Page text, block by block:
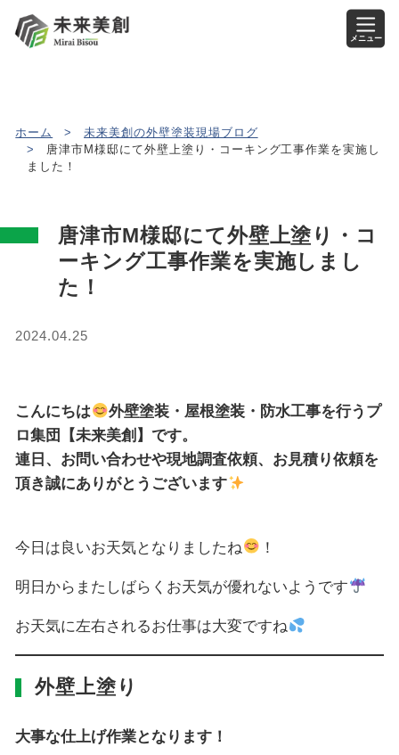
メニュー
ホーム >
未来美創の外壁塗装現場ブログ
>
唐津市M様邸にて外壁上塗り・コーキング工事作業を実施し
ました！
唐津市M様邸にて外壁上塗り・コ
ーキング工事作業を実施しまし
た！
2024.04.25
こんにちは
外壁塗装・屋根塗装・防水工事を行うプ
ロ集団【未来美創】です。
連日、お問い合わせや現地調査依頼、お見積り依頼を
頂き誠にありがとうございます
今日は良いお天気となりましたね ！
明日からまたしばらくお天気が優れないようです
お天気に左右されるお仕事は大変ですね
外壁上塗り
大事な仕上げ作業となります！